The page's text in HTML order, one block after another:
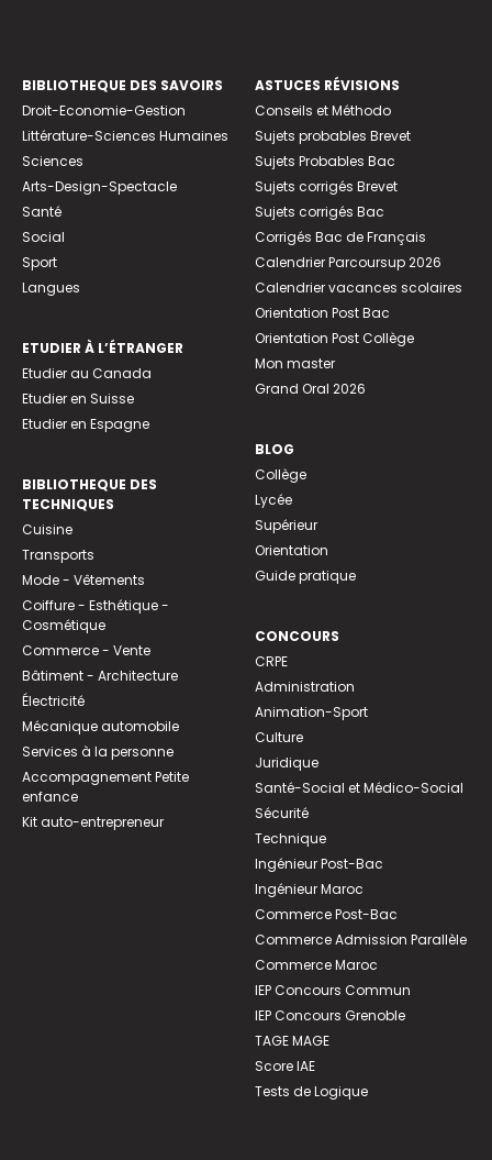
BIBLIOTHEQUE DES SAVOIRS
Droit-Economie-Gestion
Littérature-Sciences Humaines
Sciences
Arts-Design-Spectacle
Santé
Social
Sport
Langues
ETUDIER À L’ÉTRANGER
Etudier au Canada
Etudier en Suisse
Etudier en Espagne
BIBLIOTHEQUE DES
TECHNIQUES
Cuisine
Transports
Mode - Vêtements
Coiffure - Esthétique -
Cosmétique
Commerce - Vente
Bâtiment - Architecture
Électricité
Mécanique automobile
Services à la personne
Accompagnement Petite
enfance
Kit auto-entrepreneur
ASTUCES RÉVISIONS
Conseils et Méthodo
Sujets probables Brevet
Sujets Probables Bac
Sujets corrigés Brevet
Sujets corrigés Bac
Corrigés Bac de Français
Calendrier Parcoursup 2026
Calendrier vacances scolaires
Orientation Post Bac
Orientation Post Collège
Mon master
Grand Oral 2026
BLOG
Collège
Lycée
Supérieur
Orientation
Guide pratique
CONCOURS
CRPE
Administration
Animation-Sport
Culture
Juridique
Santé-Social et Médico-Social
Sécurité
Technique
Ingénieur Post-Bac
Ingénieur Maroc
Commerce Post-Bac
Commerce Admission Parallèle
Commerce Maroc
IEP Concours Commun
IEP Concours Grenoble
TAGE MAGE
Score IAE
Tests de Logique